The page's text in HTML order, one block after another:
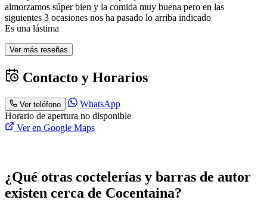
almorzamos súper bien y la comida muy buena pero en las
siguientes 3 ocasiones nos ha pasado lo arriba indicado
Es una lástima
Ver más reseñas
Contacto y Horarios
Ver teléfono
WhatsApp
Horario de apertura no disponible
Ver en Google Maps
¿Qué otras coctelerías y barras de autor
existen cerca de Cocentaina?